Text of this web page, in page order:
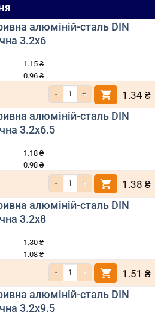
алюміній-сталь DIN
3.2х6
1.15 ₴
0.96 ₴
Кількість Заклепка відривна
1.34 ₴
алюміній-сталь DIN
3.2х6.5
1.18 ₴
0.98 ₴
Кількість Заклепка відривна
1.38 ₴
алюміній-сталь DIN
3.2х8
1.30 ₴
1.08 ₴
Кількість Заклепка відривна
1.51 ₴
алюміній-сталь DIN
3.2х9.5